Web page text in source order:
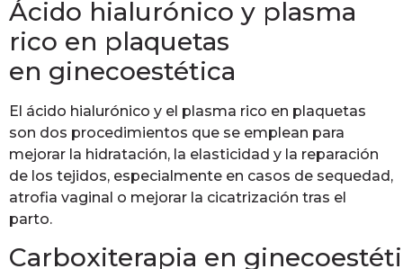
Ácido hialurónico y plasma
rico en plaquetas
en ginecoestética
El ácido hialurónico y el plasma rico en plaquetas
son dos procedimientos que se emplean para
mejorar la hidratación, la elasticidad y la reparación
de los tejidos, especialmente en casos de sequedad,
atrofia vaginal o mejorar la cicatrización tras el
parto.
Carboxiterapia en